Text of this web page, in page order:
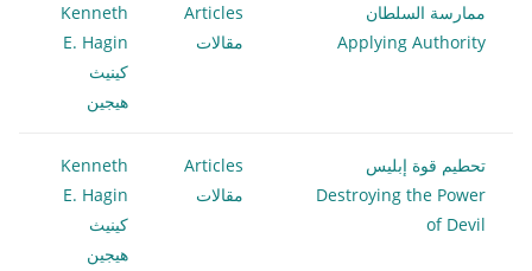
ممارسة السلطان
Applying Authority
Articles
مقالات
Kenneth
E. Hagin
كينيث
هيجين
تحطيم قوة إبليس
Destroying the Power
of Devil
Articles
مقالات
Kenneth
E. Hagin
كينيث
هيجين